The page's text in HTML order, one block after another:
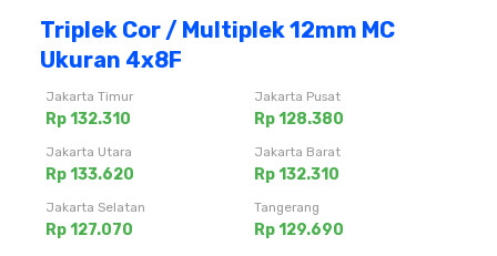
Triplek Cor / Multiplek 12mm MC
Ukuran 4x8F
Jakarta Timur
Rp 132.310
Jakarta Pusat
Rp 128.380
Jakarta Utara
Rp 133.620
Jakarta Barat
Rp 132.310
Jakarta Selatan
Rp 127.070
Tangerang
Rp 129.690